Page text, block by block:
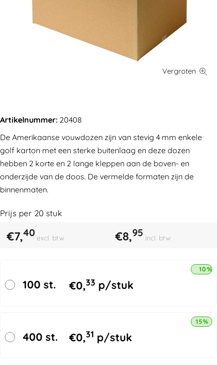
Artikelnummer: 20408
De Amerikaanse vouwdozen zijn van stevig 4 mm enkele
golf karton met een sterke buitenlaag en deze dozen
hebben 2 korte en 2 lange kleppen aan de boven- en
onderzijde van de doos. De vermelde formaten zijn de
binnenmaten.
Prijs per 20 stuk
€7,40 excl. btw €8,95 incl. btw
100 st. €0,33 p/stuk
10%
400 st. €0,31 p/stuk
15%